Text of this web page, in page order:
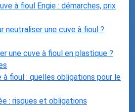
à fioul Engie : démarches, prix
neutraliser une cuve à fioul ?
une cuve à fioul en plastique ?
à fioul : quelles obligations pour le
: risques et obligations